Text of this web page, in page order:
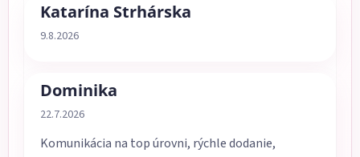
Katarína Strhárska
Hodnotenie obchodu je 5 z 5 hviezdičiek.
9.8.2026
Dominika
Hodnotenie obchodu je 5 z 5 hviezdičiek.
22.7.2026
Komunikácia na top úrovni, rýchle dodanie,